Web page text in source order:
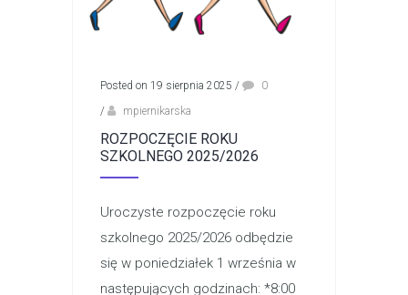
Posted on 19 sierpnia 2025 /
0
/
mpiernikarska
ROZPOCZĘCIE ROKU
SZKOLNEGO 2025/2026
Uroczyste rozpoczęcie roku
szkolnego 2025/2026 odbędzie
się w poniedziałek 1 września w
następujących godzinach: *8:00